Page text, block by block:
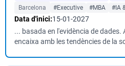
Barcelona
#Executive #MBA #IA
Data d'inici:15-01-2027
... basada en l'evidència de
encaixa amb les tendències de la